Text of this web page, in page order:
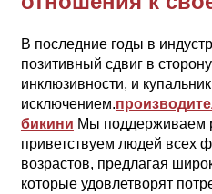
В последние годы в
позитивный сдвиг в
инклюзивности, и
исключением.
бикини Мы поддерживаем
приветствуем людей всех
возрастов, предлагая
которые удовлетворят